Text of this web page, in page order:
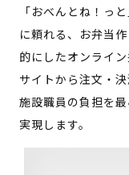
「おべんとね！っ
に頼れる、お弁当
的にしたオンライ
サイトから注文・
施設職員の負担を
実現します。